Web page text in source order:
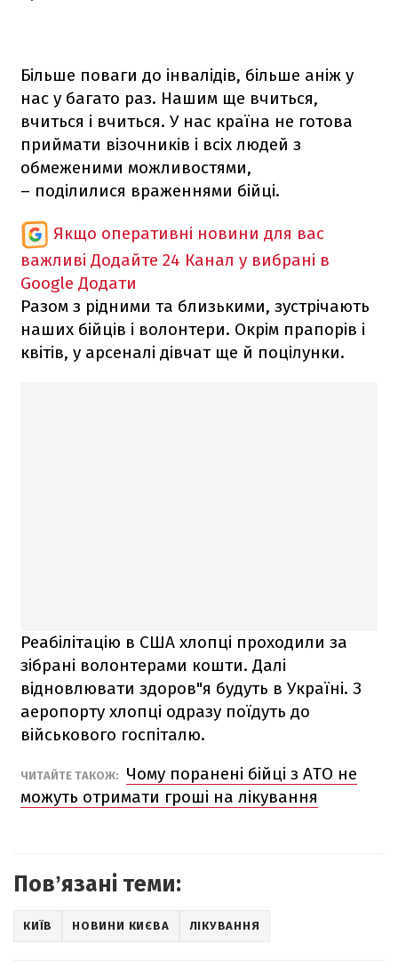
Більше поваги до інвалідів, більше аніж у
нас у багато раз. Нашим ще вчиться,
вчиться і вчиться. У нас країна не готова
приймати візочників і всіх людей з
обмеженими можливостями,
– поділилися враженнями бійці.
Якщо оперативні новини для вас
важливі Додайте 24 Канал у вибрані в
Google Додати
Разом з рідними та близькими, зустрічають
наших бійців і волонтери. Окрім прапорів і
квітів, у арсеналі дівчат ще й поцілунки.
Реабілітацію в США хлопці проходили за
зібрані волонтерами кошти. Далі
відновлювати здоров"я будуть в Україні. З
аеропорту хлопці одразу поїдуть до
військового госпіталю.
ЧИТАЙТЕ ТАКОЖ:
Чому поранені бійці з АТО не
можуть отримати гроші на лікування
Повʼязані теми:
КИЇВ НОВИНИ КИЄВА ЛІКУВАННЯ